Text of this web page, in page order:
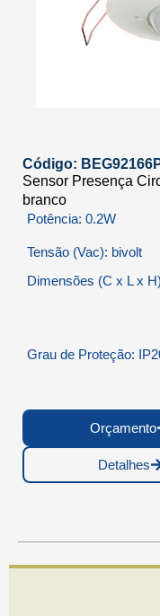
Código:
Sensor Presença
branco
Potência: 0.2W
Tensão (Vac): bivolt
Dimensões (C x L x
Grau de Proteção:
Orçamento
Detalhes